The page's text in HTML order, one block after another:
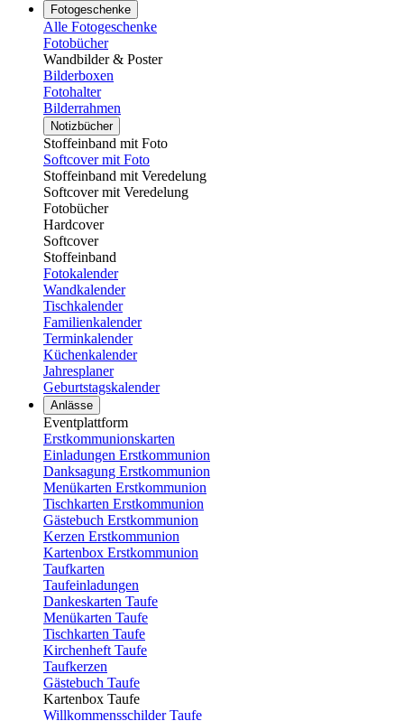
Fotogeschenke
Alle Fotogeschenke
Fotobücher
Wandbilder & Poster
Bilderboxen
Fotohalter
Bilderrahmen
Notizbücher
Stoffeinband mit Foto
Softcover mit Foto
Stoffeinband mit Veredelung
Softcover mit Veredelung
Fotobücher
Hardcover
Softcover
Stoffeinband
Fotokalender
Wandkalender
Tischkalender
Familienkalender
Terminkalender
Küchenkalender
Jahresplaner
Geburtstagskalender
Anlässe
Eventplattform
Erstkommunionskarten
Einladungen Erstkommunion
Danksagung Erstkommunion
Menükarten Erstkommunion
Tischkarten Erstkommunion
Gästebuch Erstkommunion
Kerzen Erstkommunion
Kartenbox Erstkommunion
Taufkarten
Taufeinladungen
Dankeskarten Taufe
Menükarten Taufe
Tischkarten Taufe
Kirchenheft Taufe
Taufkerzen
Gästebuch Taufe
Kartenbox Taufe
Willkommensschilder Taufe